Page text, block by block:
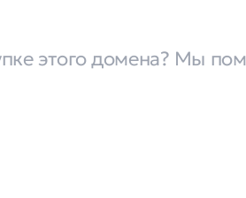
этого домена? Мы